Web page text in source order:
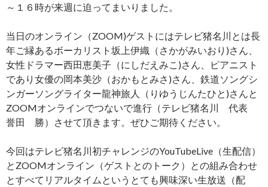
～１６時が来週に迫ってまいりました。
当日のオンライン（ZOOM)ゲストにはテレビ猪名川とは長
年ご縁あるボーカリスト坂上伊織（さかがみいおり)さん、
女性ドラマー西田恵美子（にしだえみこ)さん、ピアニスト
であり女優の岡本美沙（おかもとみさ)さん、鉄道ソングシ
ンガーソングライター龍神旅人（りゆうじんたひと)さんと
ZOOMオンラインでつないで進行（テレビ猪名川 代表
誉田 勝）させて頂きます。ぜひご期待ください。
今回はテレビ猪名川初チャレンジのYouTubeLive（生配信）
とZOOMオンライン（ゲストとのトーク）との組み合わせ
とすべてリアルタイムというとても興味深い生放送（配